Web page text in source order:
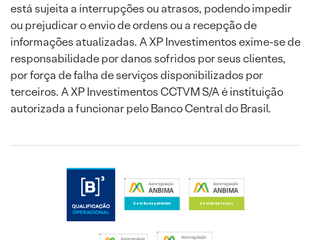
está sujeita a interrupções ou atrasos, podendo impedir
ou prejudicar o envio de ordens ou a recepção de
informações atualizadas. A XP Investimentos exime-se de
responsabilidade por danos sofridos por seus clientes,
por força de falha de serviços disponibilizados por
terceiros. A XP Investimentos CCTVM S/A é instituição
autorizada a funcionar pelo Banco Central do Brasil.